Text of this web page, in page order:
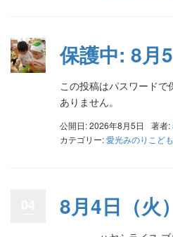
保護中: 8月5
この投稿はパスワードで
ありません。
公開日: 2026年8月5日 著者:
カテゴリー:愛光みのりこど
8月4日（火）